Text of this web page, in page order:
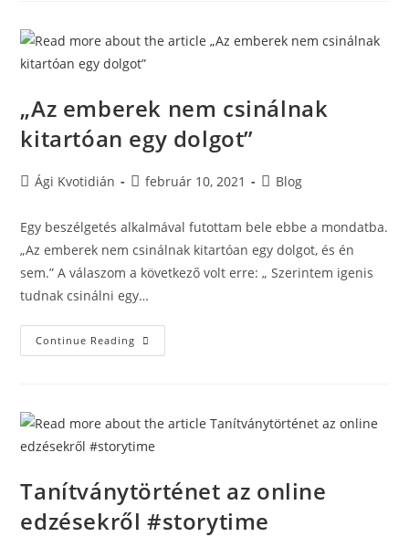
„Az emberek nem csinálnak
kitartóan egy dolgot”
Ági Kvotidián február 10, 2021 Blog
Egy beszélgetés alkalmával futottam bele ebbe a mondatba.
„Az emberek nem csinálnak kitartóan egy dolgot, és én
sem.” A válaszom a következő volt erre: „ Szerintem igenis
tudnak csinálni egy…
Continue Reading
Tanítványtörténet az online
edzésekről #storytime